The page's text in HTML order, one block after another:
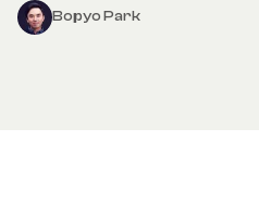
Bopyo Park